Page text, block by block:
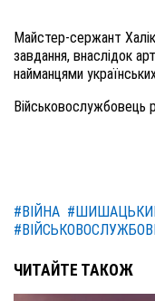
Майстер-сержант
завдання, внаслідок
найманцями
#ВІЙНА
ЧИТАЙТЕ ТАКОЖ